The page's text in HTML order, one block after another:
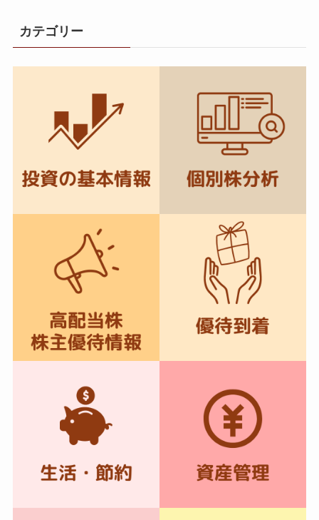
カテゴリー